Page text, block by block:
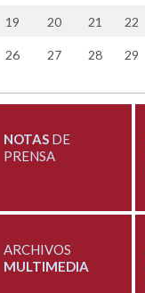
19 20 21 22
26 27 28 29
NOTASDE
PRENSA
ARCHIVOS
MULTIMEDIA